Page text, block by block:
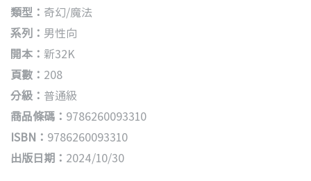
類型： 奇幻/魔法
系列： 男性向
開本： 新32K
頁數： 208
分級： 普通級
商品條碼： 9786260093310
ISBN： 9786260093310
出版日期： 2024/10/30